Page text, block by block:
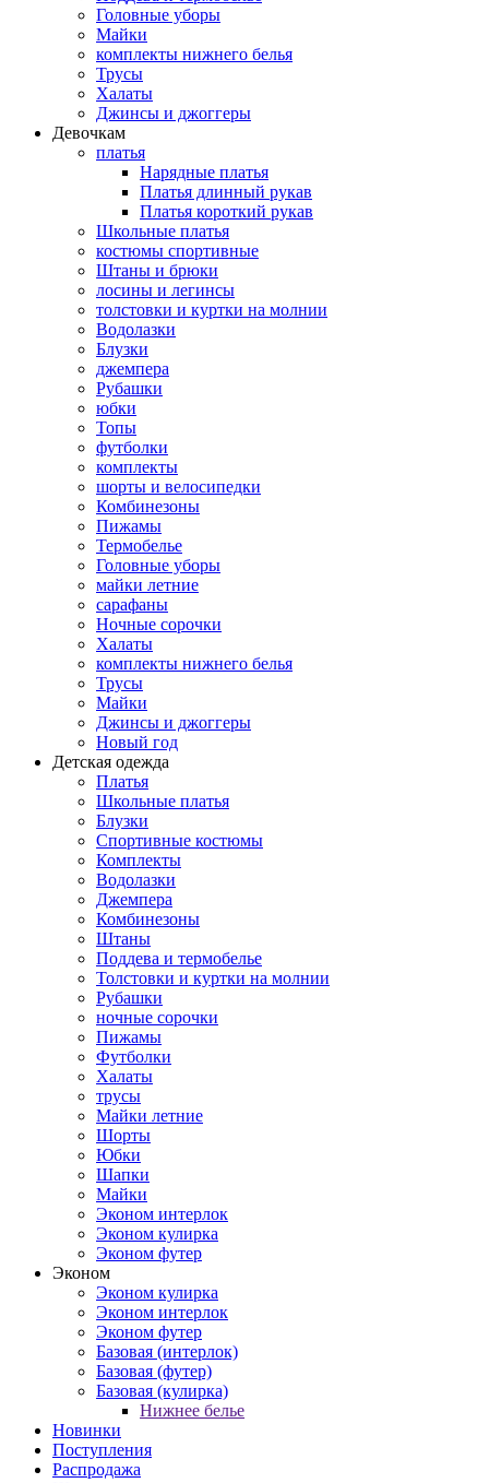
Головные уборы
Майки
комплекты нижнего белья
Трусы
Халаты
Джинсы и джоггеры
Девочкам
платья
Нарядные платья
Платья длинный рукав
Платья короткий рукав
Школьные платья
костюмы спортивные
Штаны и брюки
лосины и легинсы
толстовки и куртки на молнии
Водолазки
Блузки
джемпера
Рубашки
юбки
Топы
футболки
комплекты
шорты и велосипедки
Комбинезоны
Пижамы
Термобелье
Головные уборы
майки летние
сарафаны
Ночные сорочки
Халаты
комплекты нижнего белья
Трусы
Майки
Джинсы и джоггеры
Новый год
Детская одежда
Платья
Школьные платья
Блузки
Спортивные костюмы
Комплекты
Водолазки
Джемпера
Комбинезоны
Штаны
Поддева и термобелье
Толстовки и куртки на молнии
Рубашки
ночные сорочки
Пижамы
Футболки
Халаты
трусы
Майки летние
Шорты
Юбки
Шапки
Майки
Эконом интерлок
Эконом кулирка
Эконом футер
Эконом
Эконом кулирка
Эконом интерлок
Эконом футер
Базовая (интерлок)
Базовая (футер)
Базовая (кулирка)
Нижнее белье
Новинки
Поступления
Распродажа